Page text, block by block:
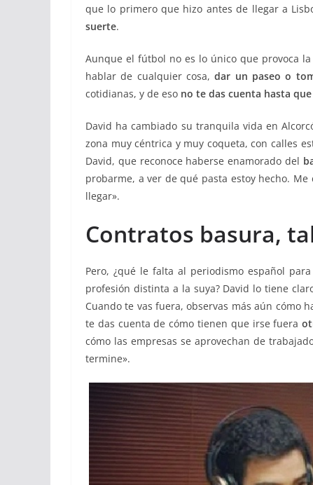
que lo primero que hizo antes de llegar a
suerte.
Aunque el fútbol no es lo único que provoca
hablar de cualquier cosa,dar un paseo o
cotidianas, y de eso no te das cuenta hasta
David ha cambiado su tranquila vida en
zona muy céntrica y muy coqueta, con calles
David, que reconoce haberse enamorado del
probarme, a ver de qué pasta estoy hecho.
llegar».
Contratos basura,
Pero, ¿qué le falta al periodismo español
profesión distinta a la suya? David lo tiene
Cuando te vas fuera, observas más aún cómo
te das cuenta de cómo tienen que irse fuera
cómo las empresas se aprovechan de
termine».